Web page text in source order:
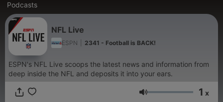
Podcasts
NFL Live
ESPN 2341 - Football is BACK!
ESPN's NFL Live scoops the latest news and information from
deep inside the NFL and deposits it into your ears.
Volumen 1 x